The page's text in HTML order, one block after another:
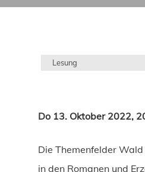
Lesung
Do 13. Oktober 2022,
Die Themenfelder
in den Romanen und